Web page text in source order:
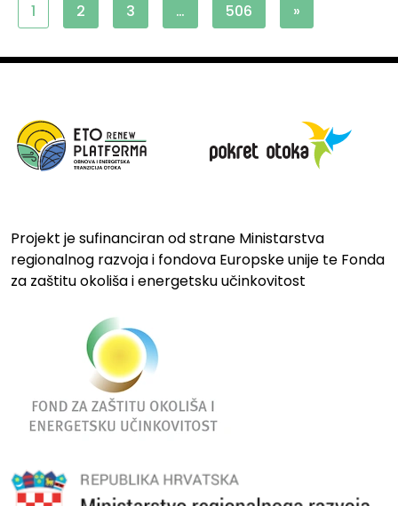
1 2 3 … 506 »
Projekt je sufinanciran od strane Ministarstva
regionalnog razvoja i fondova Europske unije te Fonda
za zaštitu okoliša i energetsku učinkovitost